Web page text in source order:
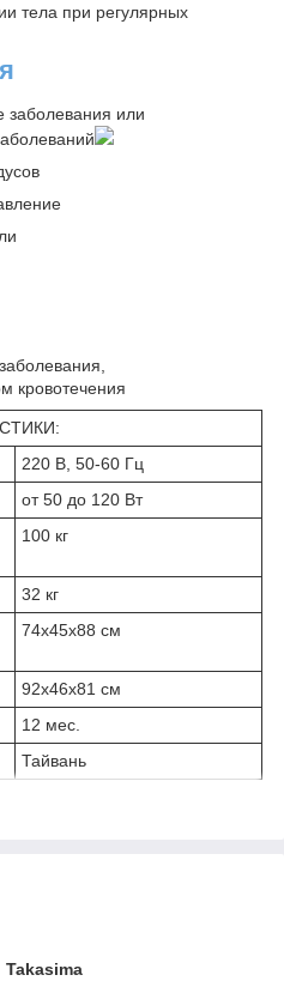
тела при регулярных
заболевания или
кровотечения
220 В, 50-60 Гц
от 50 до 120 Вт
100 кг
32 кг
74х45х88 см
92х46х81 см
12 мес.
Тайвань
Takasima